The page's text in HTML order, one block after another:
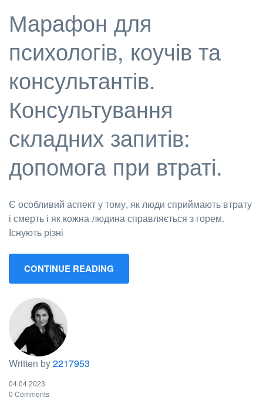
Марафон для
психологів, коучів та
консультантів.
Консультування
складних запитів:
допомога при втраті.
Є особливий аспект у тому, як люди сприймають втрату
і смерть і як кожна людина справляється з горем.
Існують різні
CONTINUE READING
Written by2217953
04.04.2023
0 Comments